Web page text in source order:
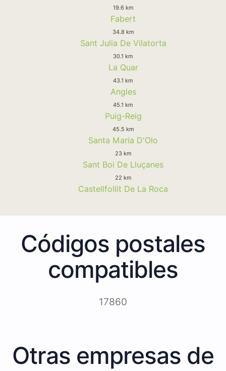
19.6 km
Fabert
34.8 km
Sant Julia De Vilatorta
30.1 km
La Quar
43.1 km
Angles
45.1 km
Puig-Reig
45.5 km
Santa Maria D'Olo
23 km
Sant Boi De Lluçanes
22 km
Castellfollit De La Roca
Códigos postales
compatibles
17860
Otras empresas de